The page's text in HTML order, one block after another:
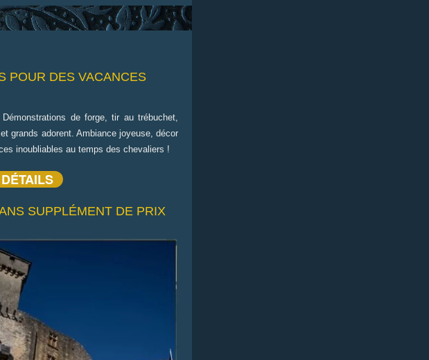
POUR DES VACANCES
de forge, tir au trébuchet,
grands adorent. Ambiance joyeuse, décor
inoubliables au temps des chevaliers !
SUPPLÉMENT DE PRIX